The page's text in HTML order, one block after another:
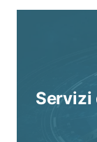
Servizi